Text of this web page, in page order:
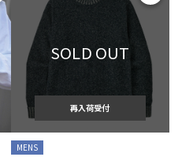
SOLD OUT
再入荷受付
MENS